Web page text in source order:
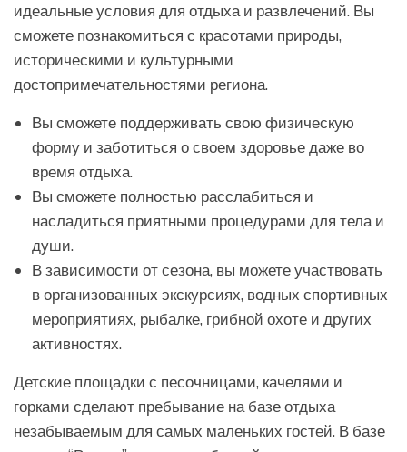
идеальные условия для отдыха и развлечений. Вы
сможете познакомиться с красотами природы,
историческими и культурными
достопримечательностями региона.
Вы сможете поддерживать свою физическую
форму и заботиться о своем здоровье даже во
время отдыха.
Вы сможете полностью расслабиться и
насладиться приятными процедурами для тела и
души.
В зависимости от сезона, вы можете участвовать
в организованных экскурсиях, водных спортивных
мероприятиях, рыбалке, грибной охоте и других
активностях.
Детские площадки с песочницами, качелями и
горками сделают пребывание на базе отдыха
незабываемым для самых маленьких гостей. В базе